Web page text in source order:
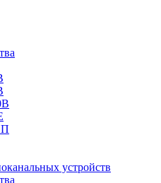
устройств